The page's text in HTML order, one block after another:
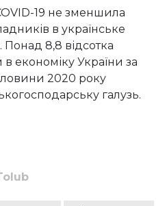
19 не зменшила
в українське
Понад 8,8 відсотка
в економіку України за
2020 року
галузь.